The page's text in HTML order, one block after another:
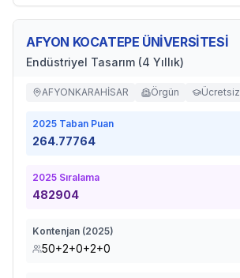
AFYON KOCATEPE ÜNİVERSİTESİ
Endüstriyel Tasarım (4 Yıllık)
AFYONKARAHİSAR Örgün Ücretsiz
2025 Taban Puan
264.77764
2025 Sıralama
482904
Kontenjan (2025)
50+2+0+2+0